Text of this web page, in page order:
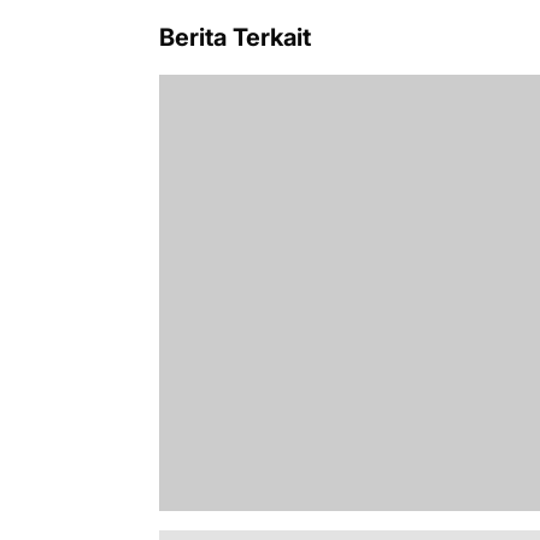
Berita Terkait